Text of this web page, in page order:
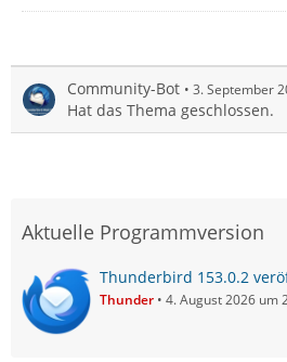
Community-Bot 3. September
Hat das Thema geschlossen.
Aktuelle Programmversion
Thunderbird 153.0.2
Thunder 4. August 2026 um